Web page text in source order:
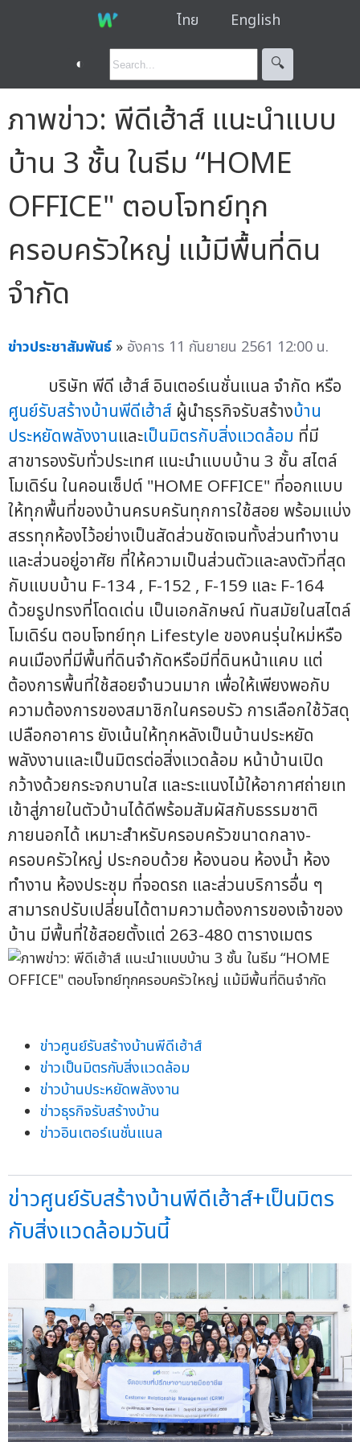
ไทย English
◐ 🔍︎
ภาพข่าว: พีดีเฮ้าส์ แนะนำแบบ
บ้าน 3 ชั้น ในธีม “HOME
OFFICE" ตอบโจทย์ทุก
ครอบครัวใหญ่ แม้มีพื้นที่ดิน
จำกัด
ข่าวประชาสัมพันธ์ » อังคาร 11 กันยายน 2561 12:00 น.
บริษัท พีดี เฮ้าส์ อินเตอร์เนชั่นแนล จำกัด หรือ
ศูนย์รับสร้างบ้านพีดีเฮ้าส์ ผู้นำธุรกิจรับสร้างบ้าน
ประหยัดพลังงานและเป็นมิตรกับสิ่งแวดล้อม ที่มี
สาขารองรับทั่วประเทศ แนะนำแบบบ้าน 3 ชั้น สไตล์
โมเดิร์น ในคอนเซ็ปต์ "HOME OFFICE" ที่ออกแบบ
ให้ทุกพื้นที่ของบ้านครบครันทุกการใช้สอย พร้อมแบ่ง
สรรทุกห้องไว้อย่างเป็นสัดส่วนชัดเจนทั้งส่วนทำงาน
และส่วนอยู่อาศัย ที่ให้ความเป็นส่วนตัวและลงตัวที่สุด
กับแบบบ้าน F-134 , F-152 , F-159 และ F-164
ด้วยรูปทรงที่โดดเด่น เป็นเอกลักษณ์ ทันสมัยในสไตล์
โมเดิร์น ตอบโจทย์ทุก Lifestyle ของคนรุ่นใหม่หรือ
คนเมืองที่มีพื้นที่ดินจำกัดหรือมีที่ดินหน้าแคบ แต่
ต้องการพื้นที่ใช้สอยจำนวนมาก เพื่อให้เพียงพอกับ
ความต้องการของสมาชิกในครอบรัว การเลือกใช้วัสดุ
เปลือกอาคาร ยังเน้นให้ทุกหลังเป็นบ้านประหยัด
พลังงานและเป็นมิตรต่อสิ่งแวดล้อม หน้าบ้านเปิด
กว้างด้วยกระจกบานใส และระแนงไม้ให้อากาศถ่ายเท
เข้าสู่ภายในตัวบ้านได้ดีพร้อมสัมผัสกับธรรมชาติ
ภายนอกได้ เหมาะสำหรับครอบครัวขนาดกลาง-
ครอบครัวใหญ่ ประกอบด้วย ห้องนอน ห้องน้ำ ห้อง
ทำงาน ห้องประชุม ที่จอดรถ และส่วนบริการอื่น ๆ
สามารถปรับเปลี่ยนได้ตามความต้องการของเจ้าของ
บ้าน มีพื้นที่ใช้สอยตั้งแต่ 263-480 ตารางเมตร
ข่าวศูนย์รับสร้างบ้านพีดีเฮ้าส์
ข่าวเป็นมิตรกับสิ่งแวดล้อม
ข่าวบ้านประหยัดพลังงาน
ข่าวธุรกิจรับสร้างบ้าน
ข่าวอินเตอร์เนชั่นแนล
ข่าวศูนย์รับสร้างบ้านพีดีเฮ้าส์+เป็นมิตร
กับสิ่งแวดล้อมวันนี้